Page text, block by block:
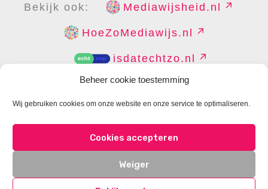
Beheer cookie toestemming
Wij gebruiken cookies om onze website en onze service te optimaliseren.
Cookies accepteren
Weiger
Bekijk ook: Mediawijsheid.nl
HoeZoMediawijs.nl
isdatechtzo.nl
DISCLAIMER PRIVACY
CONTACT
COOKIES BEHEREN